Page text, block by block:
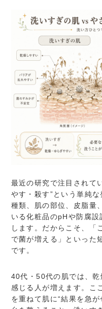
最近の研究で注目されて
やす・殺す”という単純
種類、肌の部位、皮脂量
いる化粧品のpHや防腐
します。だからこそ、「
で菌が増える」といった
です。
40代・50代の肌では、
感じる人が増えます。こ
を重ねて肌に“結果を急